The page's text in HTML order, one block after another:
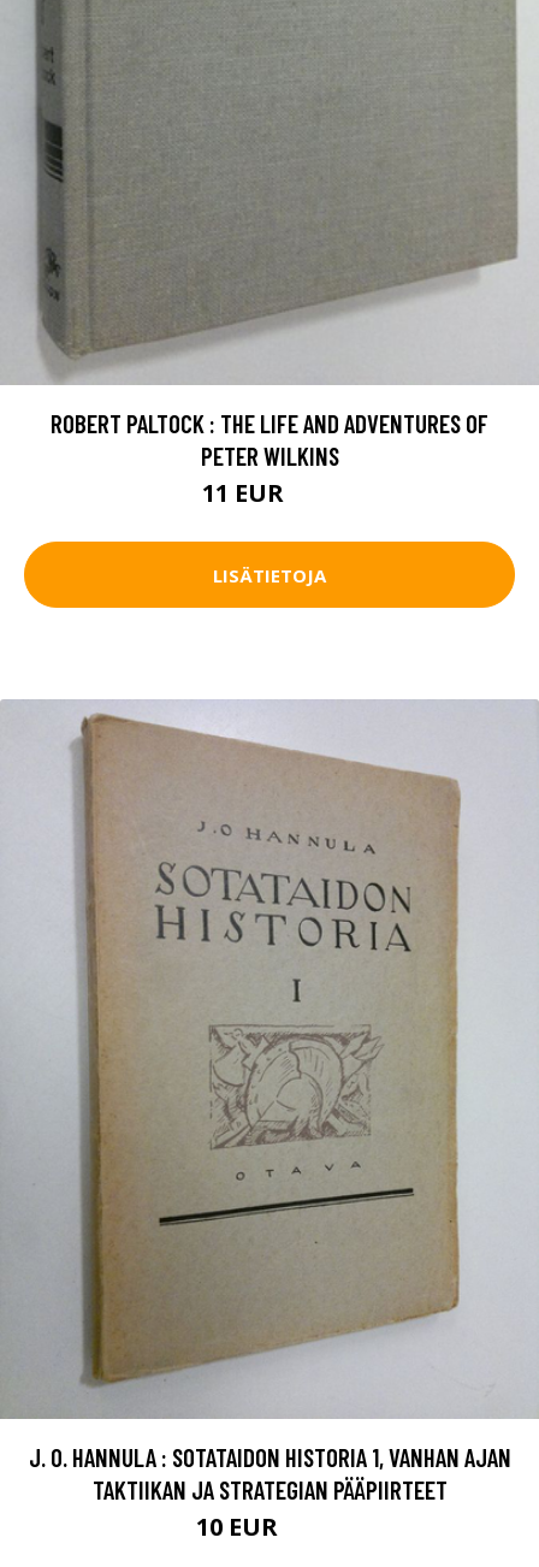
ROBERT PALTOCK : THE LIFE AND ADVENTURES OF
PETER WILKINS
11 EUR
LISÄTIETOJA
J. O. HANNULA : SOTATAIDON HISTORIA 1, VANHAN AJAN
TAKTIIKAN JA STRATEGIAN PÄÄPIIRTEET
10 EUR